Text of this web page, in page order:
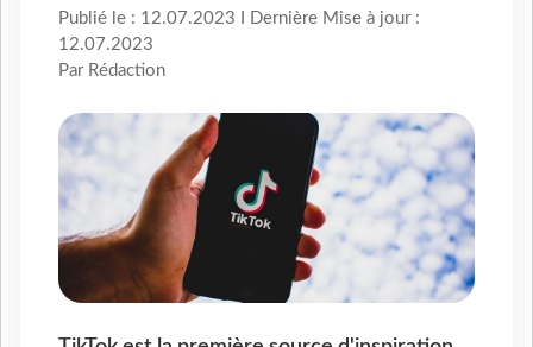
Publié le : 12.07.2023 I Dernière Mise à jour :
12.07.2023
Par Rédaction